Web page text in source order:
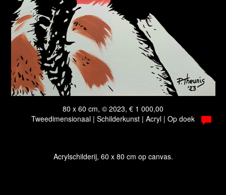
80 x 60 cm, © 2023, € 1 000,00
Tweedimensionaal | Schilderkunst | Acryl | Op doek
Acrylschilderij, 60 x 80 cm op canvas.